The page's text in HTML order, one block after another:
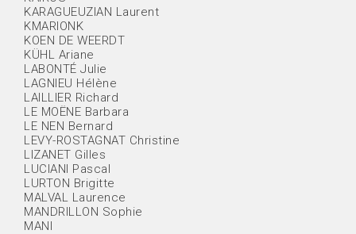
KARAGUEUZIAN Laurent
KMARIONK
KOEN DE WEERDT
KÜHL Ariane
LABONTÉ Julie
LAGNIEU Hélène
LAILLIER Richard
LE MOËNE Barbara
LE NEN Bernard
LEVY-ROSTAGNAT Christine
LIZANET Gilles
LUCIANI Pascal
LURTON Brigitte
MALVAL Laurence
MANDRILLON Sophie
MANI